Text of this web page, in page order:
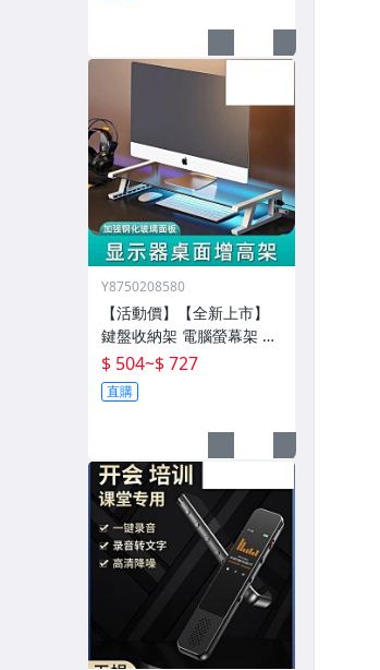
Y8750208580
【活動價】【全新上市】
鍵盤收納架 電腦螢幕架 電
腦增高架 電腦架 置物增高
架 桌面電腦架 螢幕增高架
螢幕收納架 臺式
$ 504~$ 727
直購